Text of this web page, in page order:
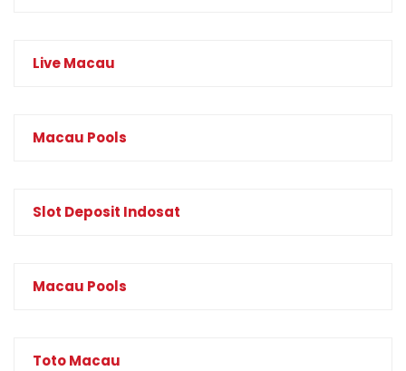
Live Macau
Macau Pools
Slot Deposit Indosat
Macau Pools
Toto Macau